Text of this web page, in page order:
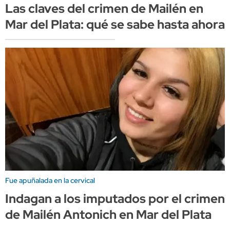
Las claves del crimen de Mailén en
Mar del Plata: qué se sabe hasta ahora
Fue apuñalada en la cervical
Indagan a los imputados por el crimen
de Mailén Antonich en Mar del Plata